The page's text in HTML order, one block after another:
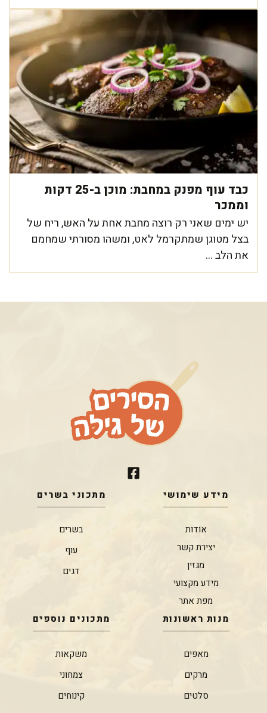
כבד עוף מפנק במחבת: מוכן ב-25 דקות
וממכר
יש ימים שאני רק רוצה מחבת אחת על האש, ריח של
בצל מטוגן שמתקרמל לאט, ומשהו מסורתי שמחמם
את הלב ...
מידע שימושי
אודות
יצירת קשר
מגזין
מידע מקצועי
מפת אתר
מתכוני בשרים
בשרים
עוף
דגים
מנות ראשונות
מאפים
מרקים
סלטים
מתכונים נוספים
משקאות
צמחוני
קינוחים